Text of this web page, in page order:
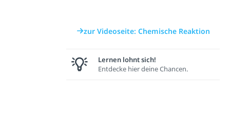
zur Videoseite: Chemische Reaktion
Lernen lohnt sich!
Entdecke hier deine Chancen.